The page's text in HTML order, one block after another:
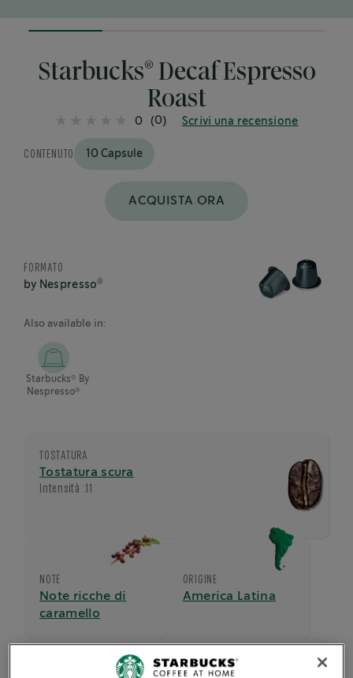
25%
Starbucks® Decaf Espresso
Roast
CONTENUTO 10 Capsule
ACQUISTA ORA
0 (0) Scrivi una recensione
FORMATO
by Nespresso®
Also available in:
Starbucks®
By
Nespresso®
TOSTATURA
Tostatura scura
Intensità :11
NOTE
Note ricche di
caramello
ORIGINE
America Latina
DIMENSIONE DELLA TAZZA